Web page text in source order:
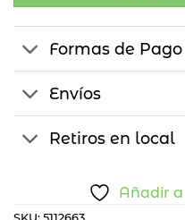
Formas de Pago
Envíos
Retiros en local
Añadir a